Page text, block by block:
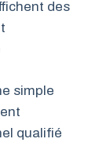
des
simple
qualifié